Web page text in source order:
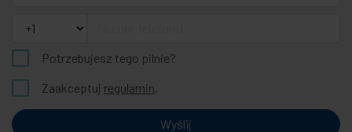
Potrzebujesz tego pilnie?
Zaakceptuj regulamin.
Wyślij